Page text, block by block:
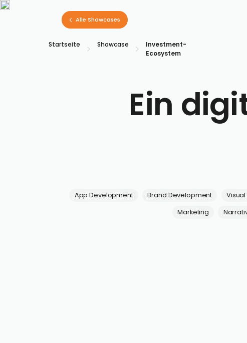
Alle Showcases
Startseite Showcase
Investment-
Ecosystem
Ein
App Development Brand Development Visual
Marketing